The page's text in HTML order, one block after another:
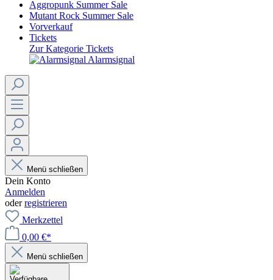
Aggropunk Summer Sale
Mutant Rock Summer Sale
Vorverkauf
Tickets
Zur Kategorie Tickets
Alarmsignal
Menü schließen
Dein Konto
Anmelden
oderregistrieren
Merkzettel
0,00 €*
Menü schließen